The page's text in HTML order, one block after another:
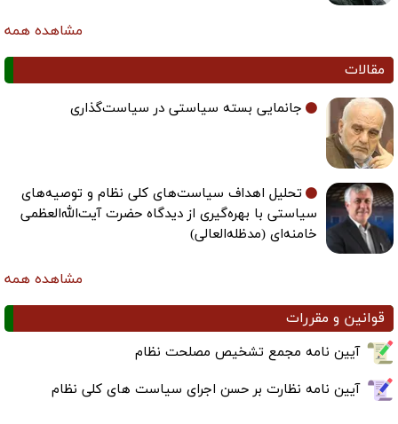
مشاهده همه
مقالات
جانمایی بسته سیاستی در سیاست‌گذاری
تحلیل اهداف سیاست‌های کلی نظام و توصیه‌های
سیاستی با بهره‌گیری از دیدگاه حضرت آیت‌الله‌العظمی
خامنه‌ای (مدظله‌العالی)
مشاهده همه
قوانین و مقررات
آیین نامه مجمع تشخیص مصلحت نظام
آیین نامه نظارت بر حسن اجرای سیاست های کلی نظام